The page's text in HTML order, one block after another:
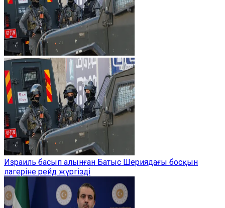
Израиль басып алынған Батыс Шериядағы босқын
лагеріне рейд жүргізді